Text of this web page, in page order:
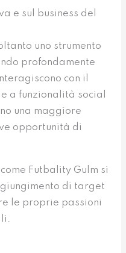
e sul business del
uno strumento
profondamente
con il
a funzionalità social
una maggiore
opportunità di
Futbality Gulm si
di target
le proprie passioni